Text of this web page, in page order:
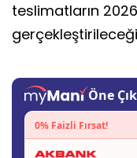
teslimatların